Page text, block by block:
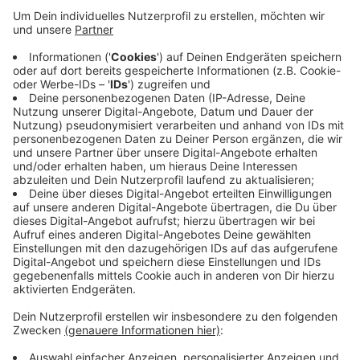
Veröffentlicht:Montag, 16.11.2020 16:34
Anzeige
Die wenigsten Infektionen verzeichnen bei uns am
Niederrhein aktuell die Gemeinden Niederkrüchten und
Schwalmtal mit jeweils 36. Die Zahl der Menschen, die
an den Folgen des Virus gestorben sind, hat sich seit
Freitag nicht verändert. Im Kreis liegt sie weiterhin bei
46, in Krefeld bei 34.
Anzeige